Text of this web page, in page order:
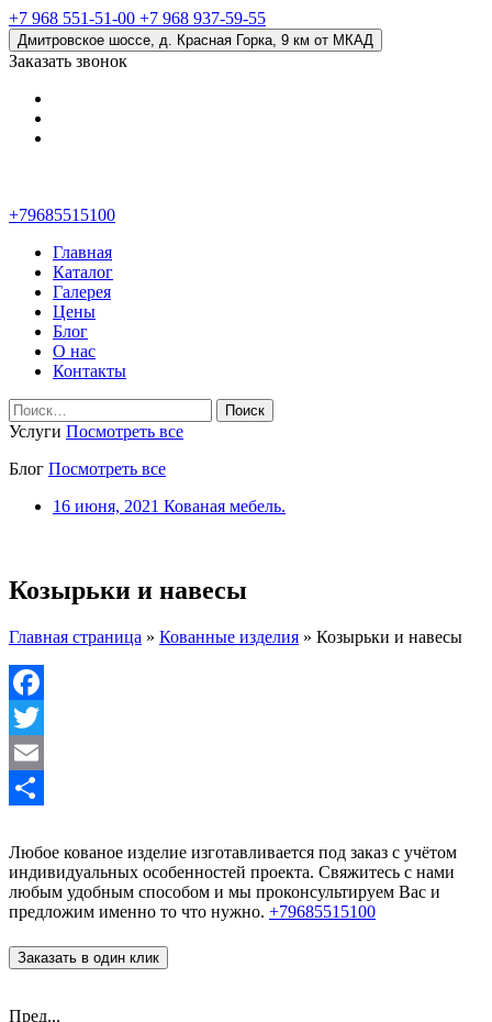
+7 968 551-51-00 +7 968 937-59-55
Дмитровское шоссе, д. Красная Горка, 9 км от МКАД
Заказать звонок
+79685515100
Главная
Каталог
Галерея
Цены
Блог
О нас
Контакты
Найти:
Услуги Посмотреть все
Блог Посмотреть все
16 июня, 2021 Кованая мебель.
Козырьки и навесы
Главная страница » Кованные изделия » Козырьки и навесы
Facebook
Twitter
Email
Любое кованое изделие изготавливается под заказ с учётом
индивидуальных особенностей проекта. Свяжитесь с нами
любым удобным способом и мы проконсультируем Вас и
предложим именно то что нужно. +79685515100
Заказать в один клик
Пред...